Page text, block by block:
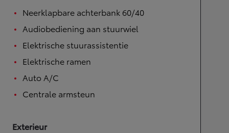
Neerklapbare achterbank 60/40
Audiobediening aan stuurwiel
Elektrische stuurassistentie
Elektrische ramen
Auto A/C
Centrale armsteun
Exterieur